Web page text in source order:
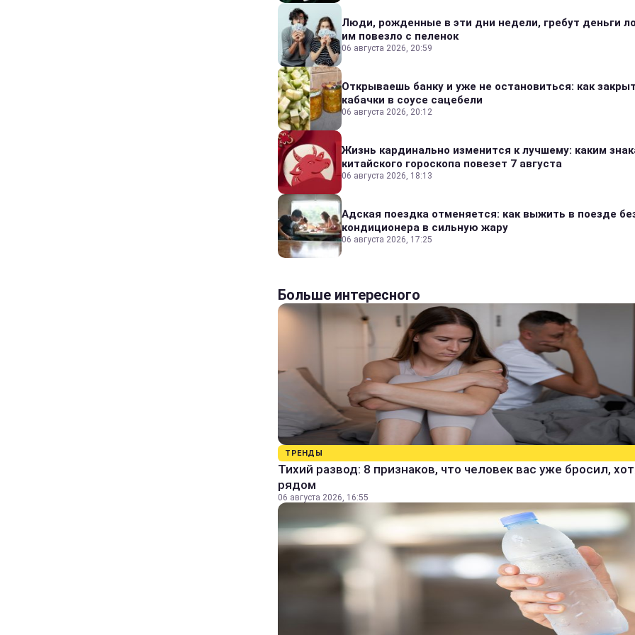
Люди, рожденные в эти дни недели, гребут деньги
им повезло с пеленок
06 августа 2026, 20:59
Открываешь банку и уже не остановиться: как
кабачки в соусе сацебели
06 августа 2026, 20:12
Жизнь кардинально изменится к лучшему: каким
китайского гороскопа повезет 7 августа
06 августа 2026, 18:13
Адская поездка отменяется: как выжить в поезде
кондиционера в сильную жару
06 августа 2026, 17:25
Больше интересного
ТРЕНДЫ
Тихий развод: 8 признаков, что человек вас уже бросил,
рядом
06 августа 2026, 16:55